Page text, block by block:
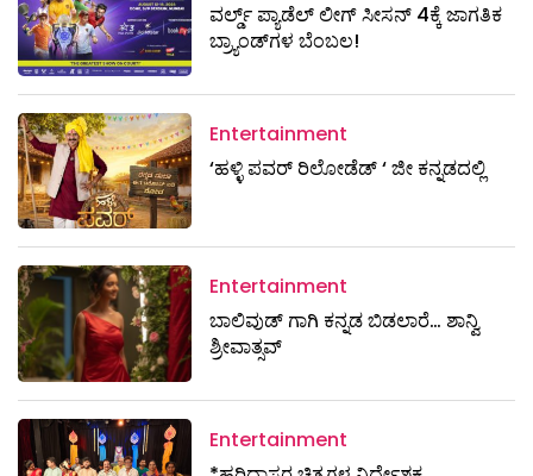
ವರ್ಲ್ಡ್ ಪ್ಯಾಡೆಲ್ ಲೀಗ್ ಸೀಸನ್ 4ಕ್ಕೆ ಜಾಗತಿಕ
ಬ್ರ್ಯಾಂಡ್‌ಗಳ ಬೆಂಬಲ!
Entertainment
‘ಹಳ್ಳಿ ಪವರ್ ರಿಲೋಡೆಡ್ ‘ ಜೀ ಕನ್ನಡದಲ್ಲಿ
Entertainment
ಬಾಲಿವುಡ್ ಗಾಗಿ ಕನ್ನಡ ಬಿಡಲಾರೆ… ಶಾನ್ವಿ
ಶ್ರೀವಾತ್ಸವ್
Entertainment